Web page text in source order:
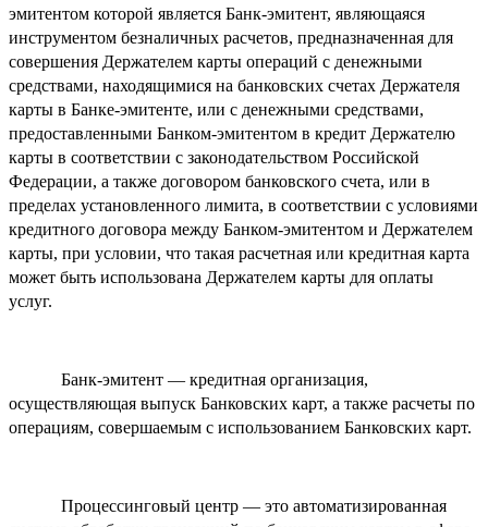
эмитентом которой является Банк-эмитент, являющаяся
инструментом безналичных расчетов, предназначенная для
совершения Держателем карты операций с денежными
средствами, находящимися на банковских счетах Держателя
карты в Банке-эмитенте, или с денежными средствами,
предоставленными Банком-эмитентом в кредит Держателю
карты в соответствии с законодательством Российской
Федерации, а также договором банковского счета, или в
пределах установленного лимита, в соответствии с условиями
кредитного договора между Банком-эмитентом и Держателем
карты, при условии, что такая расчетная или кредитная карта
может быть использована Держателем карты для оплаты
услуг.
Банк-эмитент — кредитная организация,
осуществляющая выпуск Банковских карт, а также расчеты по
операциям, совершаемым с использованием Банковских карт.
Процессинговый центр — это автоматизированная